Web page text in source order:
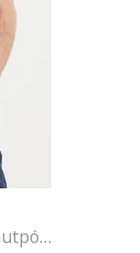
Szűk fazonú galléros pamutpóló, Homokbarna